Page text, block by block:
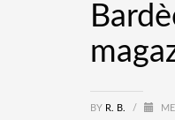
BY R. B. /